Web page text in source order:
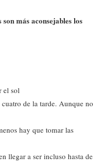
más aconsejables los
el sol
de la tarde. Aunque no
hay que tomar las
llegar a ser incluso hasta de